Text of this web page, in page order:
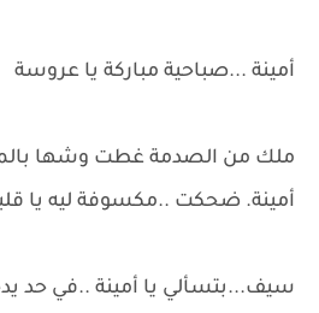
أمينة ...صباحية مباركة يا عروسة
ملك من الصدمة غطت وشها
أمينة. ضحكت ..مكسوفة ليه يا
سيف...بتسألي يا أمينة ..في حد